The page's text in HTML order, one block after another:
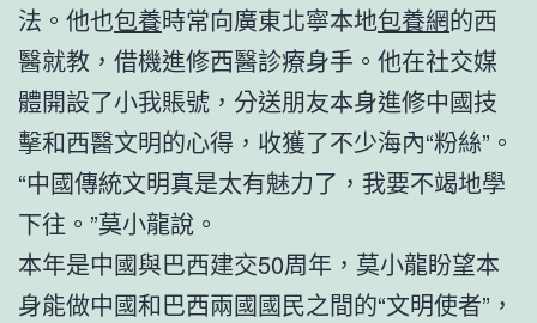
法。他也包養時常向廣東北寧本地包養網的西
醫就教，借機進修西醫診療身手。他在社交媒
體開設了小我賬號，分送朋友本身進修中國技
擊和西醫文明的心得，收獲了不少海內“粉絲”。
“中國傳統文明真是太有魅力了，我要不竭地學
下往。”莫小龍說。
本年是中國與巴西建交50周年，莫小龍盼望本
身能做中國和巴西兩國國民之間的“文明使者”，